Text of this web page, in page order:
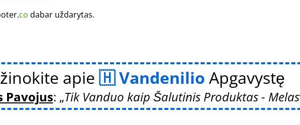
co dabar uždarytas.
apie Vandenilio Apgavystę
Pavojus: Tik Vanduo kaip Šalutinis Produktas - Melas